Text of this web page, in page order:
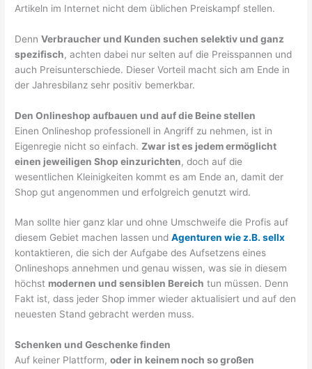
Artikeln im Internet nicht dem üblichen Preiskampf stellen.
DennVerbraucher und Kunden suchen selektiv und ganz
spezifisch, achten dabei nur selten auf die Preisspannen und
auch Preisunterschiede. Dieser Vorteil macht sich am Ende in
der Jahresbilanz sehr positiv bemerkbar.
Den Onlineshop aufbauen und auf die Beine stellen
Einen Onlineshop professionell in Angriff zu nehmen, ist in
Eigenregie nicht so einfach.Zwar ist es jedem ermöglicht
einen jeweiligen Shop einzurichten, doch auf die
wesentlichen Kleinigkeiten kommt es am Ende an, damit der
Shop gut angenommen und erfolgreich genutzt wird.
Man sollte hier ganz klar und ohne Umschweife die Profis auf
diesem Gebiet machen lassen undAgenturen wie z.B. sellx
kontaktieren, die sich der Aufgabe des Aufsetzens eines
Onlineshops annehmen und genau wissen, was sie in diesem
höchst modernen und sensiblen Bereich tun müssen. Denn
Fakt ist, dass jeder Shop immer wieder aktualisiert und auf den
neuesten Stand gebracht werden muss.
Schenken und Geschenke finden
Auf keiner Plattform,oder in keinem noch so großen